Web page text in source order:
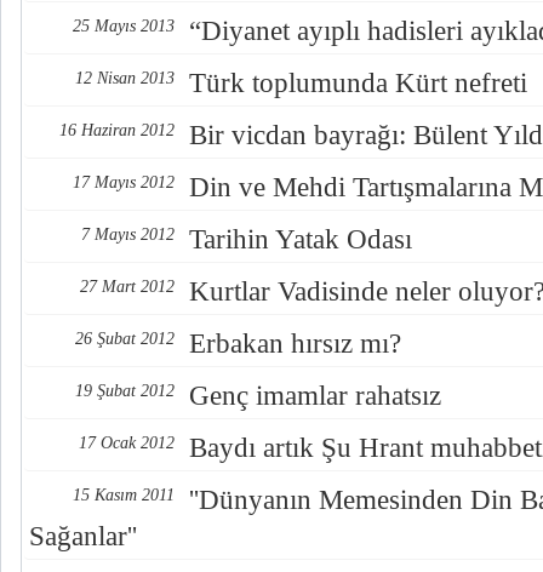
25 Mayıs 2013 “Diyanet ayıplı hadisleri
12 Nisan 2013 Türk toplumunda Kürt nefreti
16 Haziran 2012 Bir vicdan bayrağı: Bülent
17 Mayıs 2012 Din ve Mehdi Tartışmalarına
7 Mayıs 2012 Tarihin Yatak Odası
27 Mart 2012 Kurtlar Vadisinde neler
26 Şubat 2012 Erbakan hırsız mı?
19 Şubat 2012 Genç imamlar rahatsız
17 Ocak 2012 Baydı artık Şu Hrant
15 Kasım 2011
''Dünyanın Memesinden Din
Sağanlar''